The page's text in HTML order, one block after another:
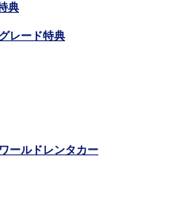
典
レード特典
ールドレンタカー